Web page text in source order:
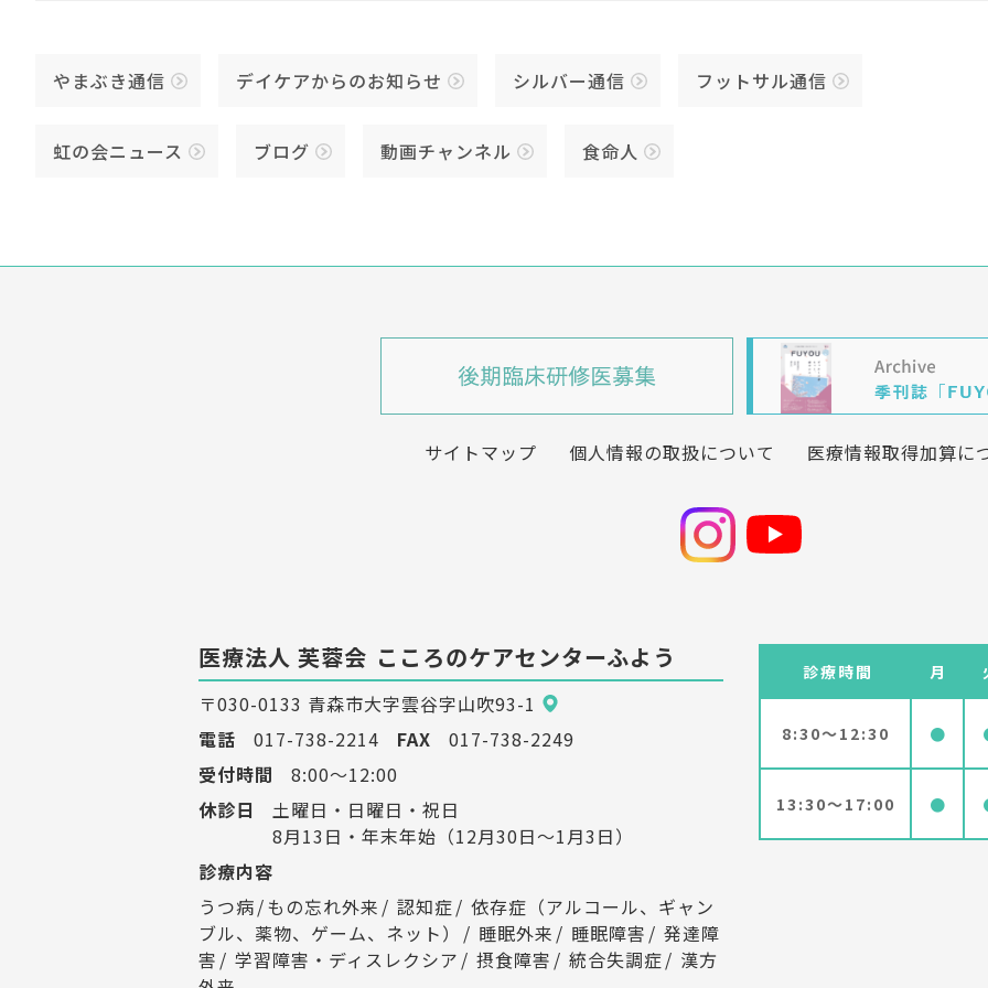
やまぶき通信 デイケアからのお知らせ シルバー通信 フットサル通信
虹の会ニュース ブログ 動画チャンネル 食命人
サイトマップ 個人情報の取扱について 医療情報取得加算に
医療法人 芙蓉会 こころのケアセンターふよう
〒030-0133 青森市大字雲谷字山吹93-1
電話
017-738-2214 FAX
017-738-2249
受付時間
8:00～12:00
休診日
土曜日・日曜日・祝日
8月13日・年末年始（12月30日～1月3日）
診療内容
うつ病 もの忘れ外来 認知症
依存症（アルコール、ギャン
ブル、薬物、ゲーム、ネット）
睡眠外来 睡眠障害
発達障
害
学習障害・ディスレクシア 摂食障害 統合失調症
漢方
診療時間 月
8:30～12:30 ●
13:30～17:00 ●